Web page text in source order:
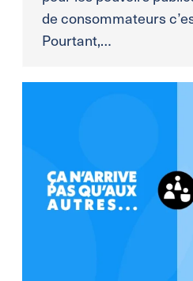
de consommateurs
Pourtant,…